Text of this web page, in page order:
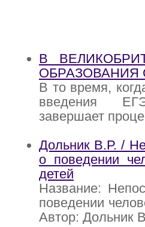
В
ОБРАЗОВАНИЯ
В то время,
введения
завершает
Дольник В.Р. /
о поведении
детей
Название:
поведении
Автор: Дольник